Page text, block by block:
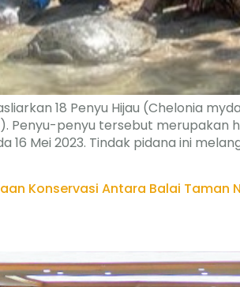
18 Penyu Hijau (Chelonia
Penyu-penyu tersebut
Mei 2023. Tindak pidana ini
Konservasi Antara Balai Taman